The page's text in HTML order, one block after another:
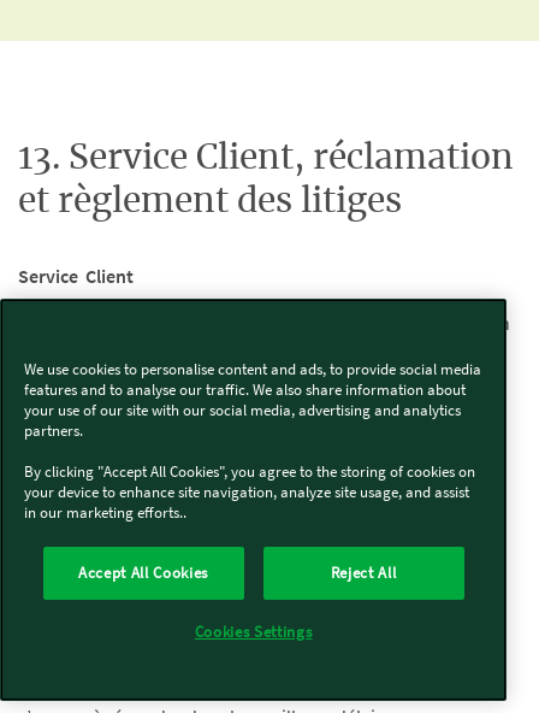
13. Service Client, réclamation
et règlement des litiges
Service Client
VORWERK met à disposition des Clients un service de relation
Envoyer une demande depuis le formulaire :Envoyer une
demande – Vorwerk France
Par Courrier:
VORWERK France
Service Client
539 Route de Saint Joseph
44308 Nantes Cedex 3
Le Client devra décrire clairement le motif détaillé de sa
We use cookies to personalise content and ads, to provide social media
features and to analyse our traffic. We also share information about
your use of our site with our social media, advertising and analytics
partners.
By clicking "Accept All Cookies", you agree to the storing of cookies on
your device to enhance site navigation, analyze site usage, and assist
in our marketing efforts..
Accept All Cookies Reject All
Cookies Settings